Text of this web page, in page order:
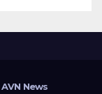
AVN News